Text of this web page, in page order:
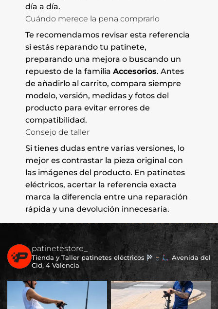
día a día.
Cuándo merece la pena comprarlo
Te recomendamos revisar esta referencia
si estás reparando tu patinete,
preparando una mejora o buscando un
repuesto de la familia Accesorios. Antes
de añadirlo al carrito, compara siempre
modelo, versión, medidas y fotos del
producto para evitar errores de
compatibilidad.
Consejo de taller
Si tienes dudas entre varias versiones, lo
mejor es contrastar la pieza original con
las imágenes del producto. En patinetes
eléctricos, acertar la referencia exacta
marca la diferencia entre una reparación
rápida y una devolución innecesaria.
patinetestore_
Tienda y Taller patinetes eléctricos
Avenida del
Cid, 4 Valencia